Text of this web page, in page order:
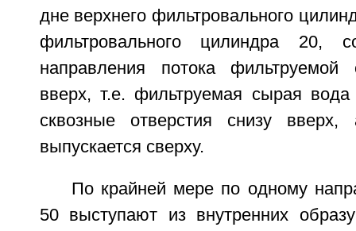
дне верхнего фильтровального
фильтровального цилиндра 20,
направления потока
вверх, т.е. фильтруемая сырая вода
сквозные отверстия снизу
выпускается сверху.
По крайней мере по одному
50 выступают из внутренних